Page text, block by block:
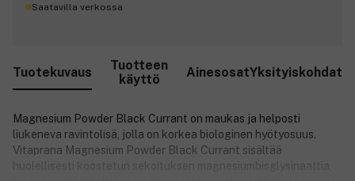
Saatavilla verkossa
Tuotekuvaus
Tuotteen
käyttö
AinesosatYksityiskohdat
Magnesium Powder Black Currant on maukas ja helposti
liukeneva ravintolisä, jolla on korkea biologinen hyötyosuus.
Vitaprana Magnesium Powder Black Currant sisältää
huolellisesti koostetun sekoituksen magnesiumbisglysinaattia,